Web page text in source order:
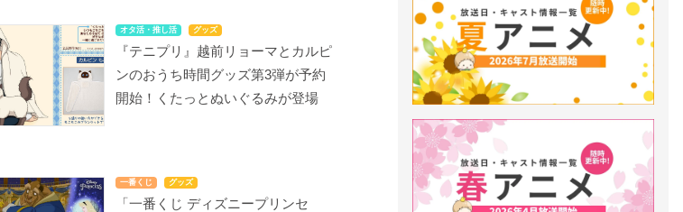
オタ活・推し活 グッズ
『テニプリ』越前リョーマとカルピ
ンのおうち時間グッズ第3弾が予約
開始！くたっとぬいぐるみが登場
一番くじ グッズ
「一番くじ ディズニープリンセ